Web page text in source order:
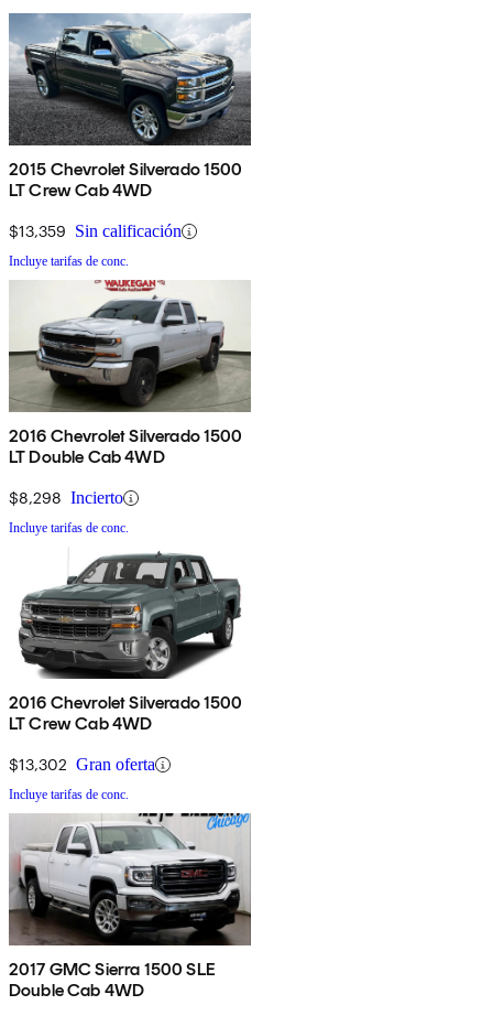
2015 Chevrolet Silverado 1500
LT Crew Cab 4WD
$13,359 Sin calificación
Incluye tarifas de conc.
2016 Chevrolet Silverado 1500
LT Double Cab 4WD
$8,298 Incierto
Incluye tarifas de conc.
2016 Chevrolet Silverado 1500
LT Crew Cab 4WD
$13,302 Gran oferta
Incluye tarifas de conc.
2017 GMC Sierra 1500 SLE
Double Cab 4WD